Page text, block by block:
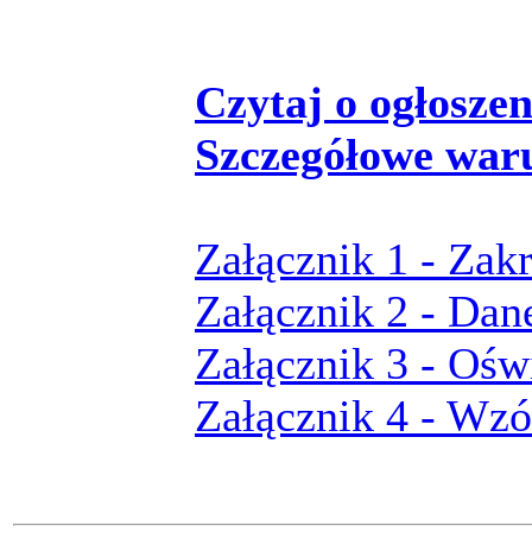
Czytaj o
Szczegółowe
Załącznik 1 -
Załącznik 2 -
Załącznik 3 -
Załącznik 4 -